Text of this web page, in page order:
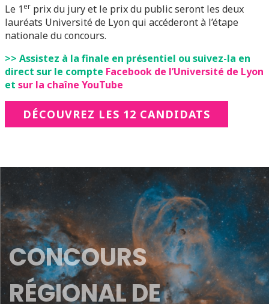
Le 1er prix du jury et le prix du public seront les deux
lauréats Université de Lyon qui accéderont à l’étape
nationale du concours.
>> Assistez à la finale en présentiel ou suivez-la en
direct sur le compte Facebook de l’Université de Lyon
et sur la chaîne YouTube
DÉCOUVREZ LES 12 CANDIDATS
CONCOURS
RÉGIONAL DE